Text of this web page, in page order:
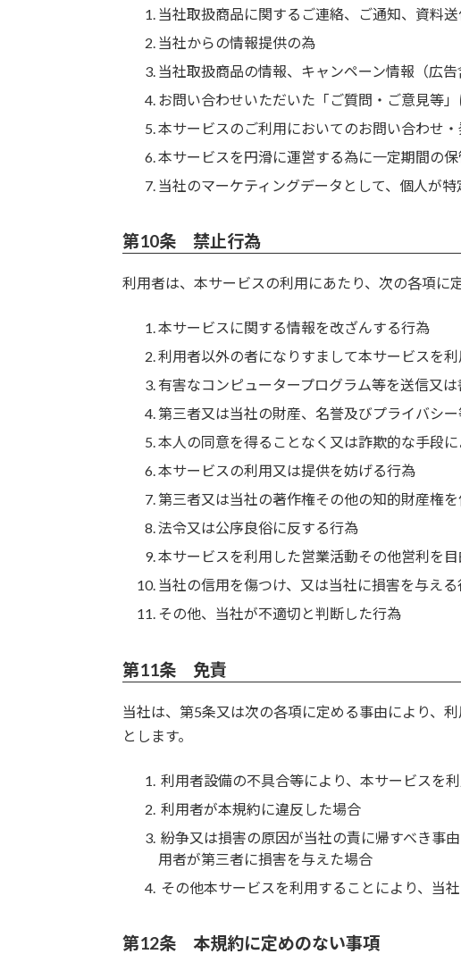
当社取扱商品に関するご連絡、ご通知、資料
当社からの情報提供の為
当社取扱商品の情報、キャンペーン情報（広
お問い合わせいただいた「ご質問・ご意見等
本サービスのご利用においてのお問い合わせ
本サービスを円滑に運営する為に一定期間の
当社のマーケティングデータとして、個人が
第10条 禁止行為
利用者は、本サービスの利用にあたり、次の各項に
本サービスに関する情報を改ざんする行為
利用者以外の者になりすまして本サービスを
有害なコンピュータープログラム等を送信又
第三者又は当社の財産、名誉及びプライバシ
本人の同意を得ることなく又は詐欺的な手段
本サービスの利用又は提供を妨げる行為
第三者又は当社の著作権その他の知的財産権
法令又は公序良俗に反する行為
本サービスを利用した営業活動その他営利を
当社の信用を傷つけ、又は当社に損害を与える
その他、当社が不適切と判断した行為
第11条 免責
当社は、第5条又は次の各項に定める事由により、
とします。
利用者設備の不具合等により、本サービスを
利用者が本規約に違反した場合
紛争又は損害の原因が当社の責に帰すべき事
用者が第三者に損害を与えた場合
その他本サービスを利用することにより、当
第12条 本規約に定めのない事項